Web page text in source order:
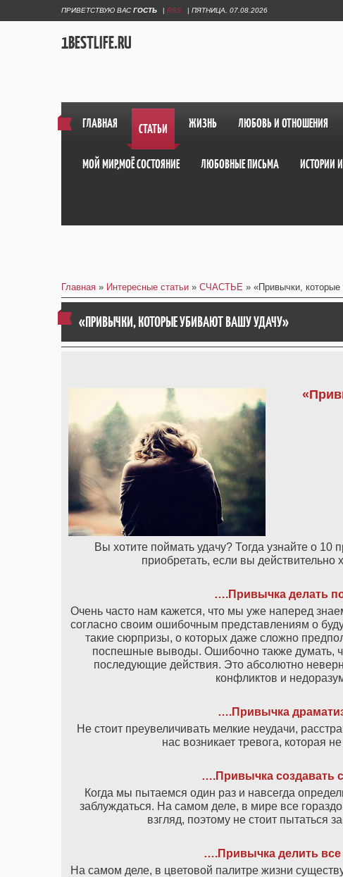
ПРИВЕТСТВУЮ ВАС ГОСТЬ | RSS | ПЯТНИЦА, 07.08.2026
1BESTLIFE.RU
ГЛАВНАЯ СТАТЬИ ЖИЗНЬ ЛЮБОВЬ И ОТНОШЕНИЯ
МОЙ МИР,МОЁ СОСТОЯНИЕ ЛЮБОВНЫЕ ПИСЬМА ИСТОРИИ
Главная » Интересные статьи » СЧАСТЬЕ » «Привычки,
«ПРИВЫЧКИ, КОТОРЫЕ УБИВАЮТ ВАШУ УДАЧУ»
Вы хотите поймать удачу? Тогда узнайте о 10
приобретать, если вы
….Привычка делать
Очень часто нам кажется, что мы уже наперед
согласно своим ошибочным представлениям о
такие сюрпризы, о которых даже сложно
поспешные выводы. Ошибочно также думать,
последующие действия. Это абсолютно
конфликтов и
….Привычка
Не стоит преувеличивать мелкие неудачи,
нас возникает тревога, которая
….Привычка создавать
Когда мы пытаемся один раз и навсегда
заблуждаться. На самом деле, в мире все
взгляд, поэтому не стоит пытаться
….Привычка делить все
На самом деле, в цветовой палитре жизни